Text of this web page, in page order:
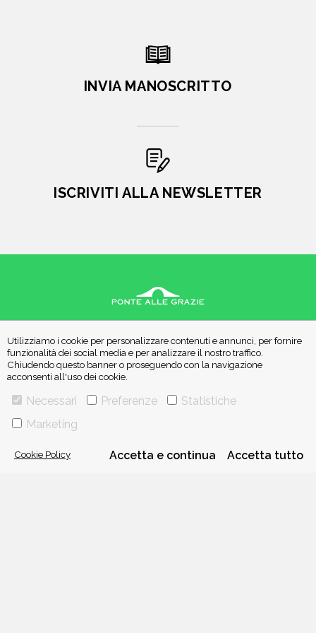
Utilizziamo i cookie per personalizzare contenuti e annunci, per fornire
funzionalità dei social media e per analizzare il nostro traffico.
Chiudendo questo banner o proseguendo con la navigazione
acconsenti all'uso dei cookie.
Necessari Preferenze
Statistiche
Marketing
Cookie Policy Accetta e continua Accetta tutto
INVIA MANOSCRITTO
ISCRIVITI ALLA NEWSLETTER
E-MAIL:INFO@PONTEALLEGRAZIE.IT
TELEFONO0234597626- FAX 0234597206
ADRIANO SALANI EDITORE S.R.L.
P. IVA
CHI SIAMO CONTATTI